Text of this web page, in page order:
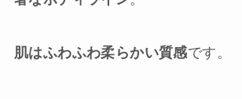
肌はふわふわ柔らかい質感です。